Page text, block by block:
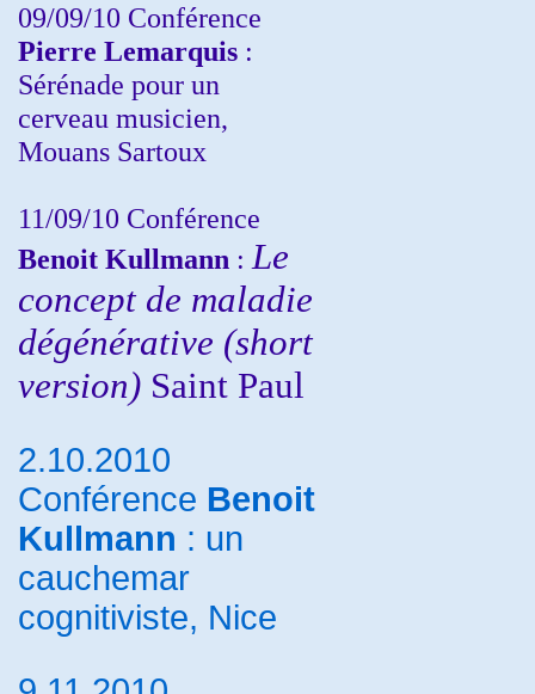
09/09/10 Conférence
Pierre Lemarquis :
Sérénade pour un
cerveau musicien,
Mouans Sartoux
11/09/10 Conférence
Benoit Kullmann : Le
concept de maladie
dégénérative (short
version) Saint Paul
2.10.2010
Conférence Benoit
Kullmann : un
cauchemar
cognitiviste, Nice